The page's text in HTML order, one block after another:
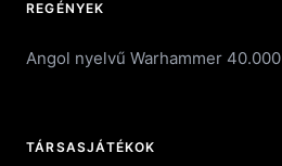
REGÉNYEK
Angol nyelvű Warhammer 40.000
TÁRSASJÁTÉKOK